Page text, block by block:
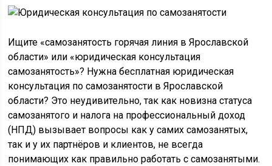
Ищите «самозанятость горячая линия в Ярославской
области» или «юридическая консультация
самозанятость»? Нужна бесплатная юридическая
консультация по самозанятости в Ярославской
области? Это неудивительно, так как новизна статуса
самозанятого и налога на профессиональный доход
(НПД) вызывает вопросы как у самих самозанятых,
так и у их партнёров и клиентов, не всегда
понимающих как правильно работать с самозанятыми.